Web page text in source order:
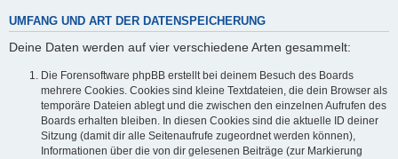
UMFANG UND ART DER DATENSPEICHERUNG
Deine Daten werden auf vier verschiedene Arten gesammelt:
Die Forensoftware phpBB erstellt bei deinem Besuch des Boards
mehrere Cookies. Cookies sind kleine Textdateien, die dein Browser als
temporäre Dateien ablegt und die zwischen den einzelnen Aufrufen des
Boards erhalten bleiben. In diesen Cookies sind die aktuelle ID deiner
Sitzung (damit dir alle Seitenaufrufe zugeordnet werden können),
Informationen über die von dir gelesenen Beiträge (zur Markierung